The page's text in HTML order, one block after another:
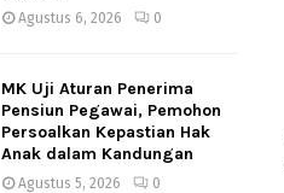
Agustus 6, 2026 0
MK Uji Aturan Penerima
Pensiun Pegawai, Pemohon
Persoalkan Kepastian Hak
Anak dalam Kandungan
Agustus 5, 2026 0